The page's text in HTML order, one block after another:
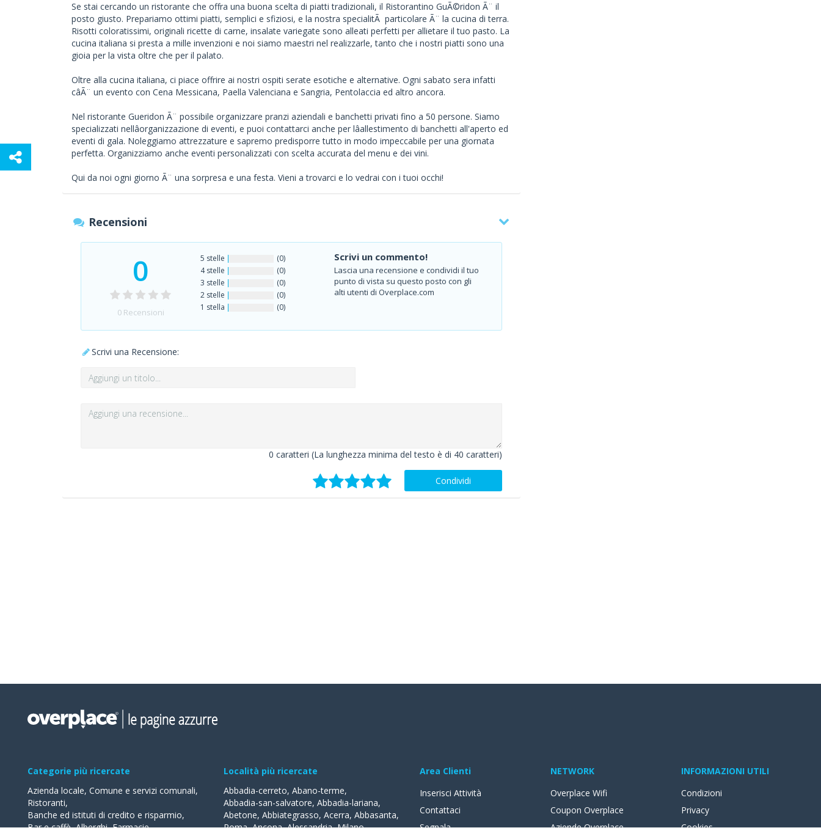
Se stai cercando un ristorante che offra una buona scelta di piatti tradizionali, il Ristorantino GuÃ©ridon Ã¨ il
posto giusto. Prepariamo ottimi piatti, semplici e sfiziosi, e la nostra specialitÃ particolare Ã¨ la cucina di terra.
Risotti coloratissimi, originali ricette di carne, insalate variegate sono alleati perfetti per allietare il tuo pasto. La
cucina italiana si presta a mille invenzioni e noi siamo maestri nel realizzarle, tanto che i nostri piatti sono una
gioia per la vista oltre che per il palato.
Oltre alla cucina italiana, ci piace offrire ai nostri ospiti serate esotiche e alternative. Ogni sabato sera infatti
câÃ¨ un evento con Cena Messicana, Paella Valenciana e Sangria, Pentolaccia ed altro ancora.
Nel ristorante Gueridon Ã¨ possibile organizzare pranzi aziendali e banchetti privati fino a 50 persone. Siamo
specializzati nellâorganizzazione di eventi, e puoi contattarci anche per lâallestimento di banchetti all'aperto ed
eventi di gala. Noleggiamo attrezzature e sapremo predisporre tutto in modo impeccabile per una giornata
perfetta. Organizziamo anche eventi personalizzati con scelta accurata del menu e dei vini.
Qui da noi ogni giorno Ã¨ una sorpresa e una festa. Vieni a trovarci e lo vedrai con i tuoi occhi!
Recensioni
0
0Recensioni
5 stelle
(0)
4 stelle
(0)
3 stelle
(0)
2 stelle
(0)
1 stella
(0)
Scrivi un commento!
Lascia una recensione e condividi il tuo
punto di vista su questo posto con gli
alti utenti di Overplace.com
Scrivi una Recensione:
0 caratteri (La lunghezza minima del testo è di 40 caratteri)
Condividi
Categorie più ricercate
Azienda locale, Comune e servizi comunali,
Ristoranti,
Banche ed istituti di credito e risparmio,
Località più ricercate
Abbadia-cerreto, Abano-terme,
Abbadia-san-salvatore, Abbadia-lariana,
Abetone, Abbiategrasso, Acerra, Abbasanta,
Area Clienti
Inserisci Attività
Contattaci
NETWORK
Overplace Wifi
Coupon Overplace
INFORMAZIONI UTILI
Condizioni
Privacy